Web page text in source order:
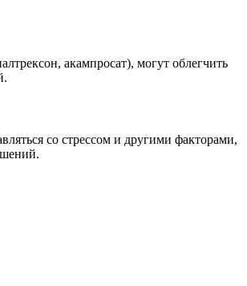
акампросат), могут облегчить
со стрессом и другими факторами,